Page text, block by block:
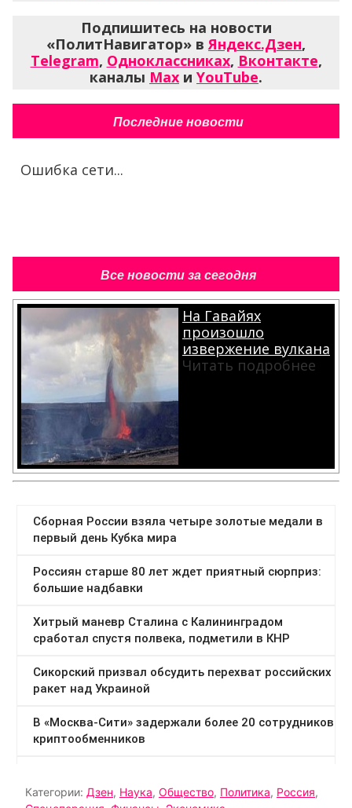
Подпишитесь на новости
«ПолитНавигатор» вЯндекс.Дзен,
Telegram, Одноклассниках, Вконтакте,
каналы Max и YouTube.
Последние новости
Ошибка сети...
Все новости за сегодня
На Гавайях
произошло
извержение вулкана
Читать подробнее
Категории: Дзен, Наука, Общество, Политика, Россия,